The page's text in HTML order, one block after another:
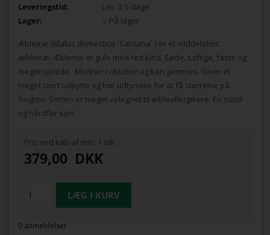
Leveringstid:
Lev. 3-5 dage
Lager:
På lager
Æbletræ (Malus domestica `Santana` ) er et middelstort
æbletræ. Æblerne er gule med rød kind. Søde, saftige, faste og
meget sprøde. Modner i oktober og kan gemmes. Giver et
meget stort udbytte og bør udtyndes for at få størrelse på
frugten. Sorten er meget velegnet til æbleallergikere. En sund
og hårdfør sort.
Pris ved køb af min. 1 stk.
379,00 DKK
0 anmeldelser